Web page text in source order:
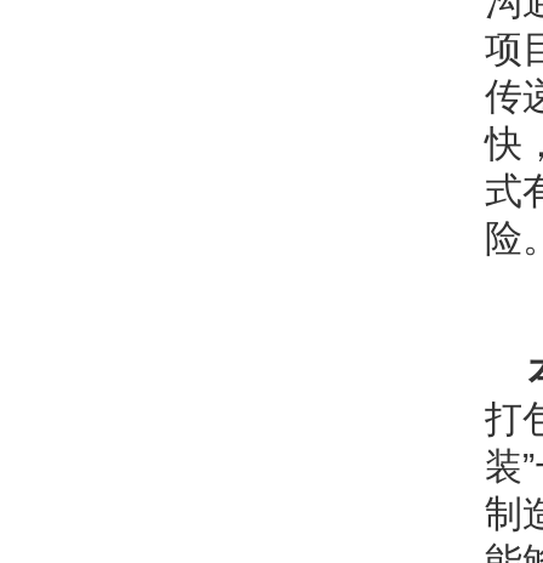
项
传
快
式
险
打
装
制